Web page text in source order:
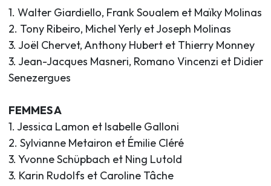
1. Walter Giardiello, Frank Soualem et Maïky Molinas
2. Tony Ribeiro, Michel Yerly et Joseph Molinas
3. Joël Chervet, Anthony Hubert et Thierry Monney
3. Jean-Jacques Masneri, Romano Vincenzi et Didier
Senezergues
FEMMES A
1. Jessica Lamon et Isabelle Galloni
2. Sylvianne Metairon et Émilie Cléré
3. Yvonne Schüpbach et Ning Lutold
3. Karin Rudolfs et Caroline Tâche